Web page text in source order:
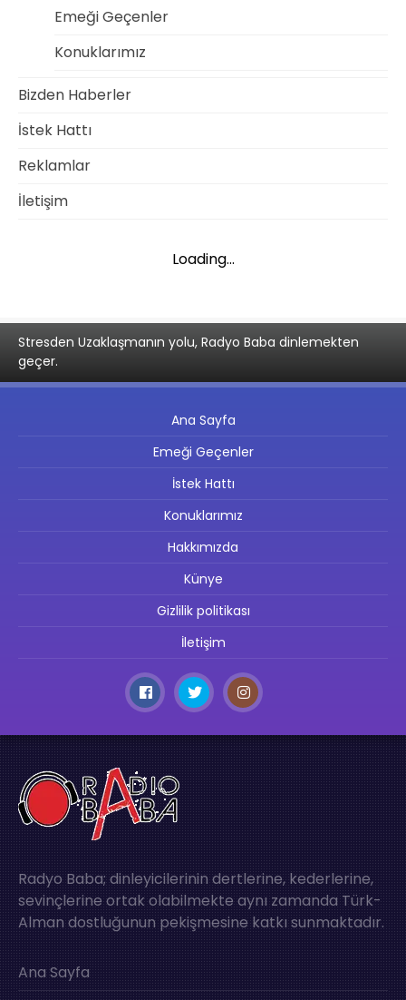
Emeği Geçenler
Konuklarımız
Bizden Haberler
İstek Hattı
Reklamlar
İletişim
Loading...
Stresden Uzaklaşmanın yolu, Radyo Baba dinlemekten
geçer.
Ana Sayfa
Emeği Geçenler
İstek Hattı
Konuklarımız
Hakkımızda
Künye
Gizlilik politikası
İletişim
Radyo Baba; dinleyicilerinin dertlerine, kederlerine,
sevinçlerine ortak olabilmekte aynı zamanda Türk-
Alman dostluğunun pekişmesine katkı sunmaktadır.
Ana Sayfa